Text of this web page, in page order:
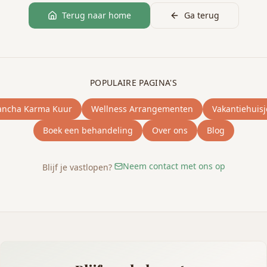
Terug naar home Ga terug
POPULAIRE PAGINA'S
Karma Kuur Wellness Arrangementen
Boek een behandeling
Over ons Blog
Blijf je vastlopen? Neem contact met ons op